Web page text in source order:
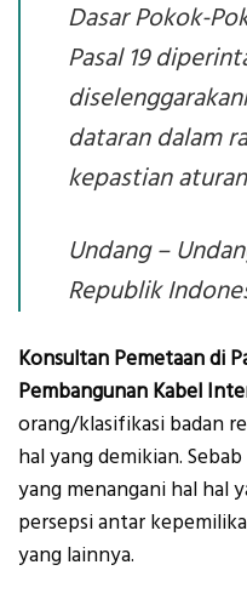
Dasar Pokok-
Pasal 19
dataran dalam
kepastian
Undang –
Republik
Konsultan Pemetaan di
Pembangunan Kabel
orang/klasifikasi badan
hal yang demikian.
yang menangani hal hal
persepsi antar
yang lainnya.